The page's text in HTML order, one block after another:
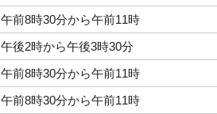
午前8時30分から午前11時
午後2時から午後3時30分
午前8時30分から午前11時
午前8時30分から午前11時